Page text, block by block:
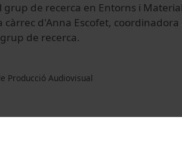
de recerca en Entorns i
càrrec d'Anna Escofet,
de recerca.
Producció Audiovisual